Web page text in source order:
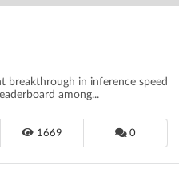
breakthrough in inference speed
among...
1669 0